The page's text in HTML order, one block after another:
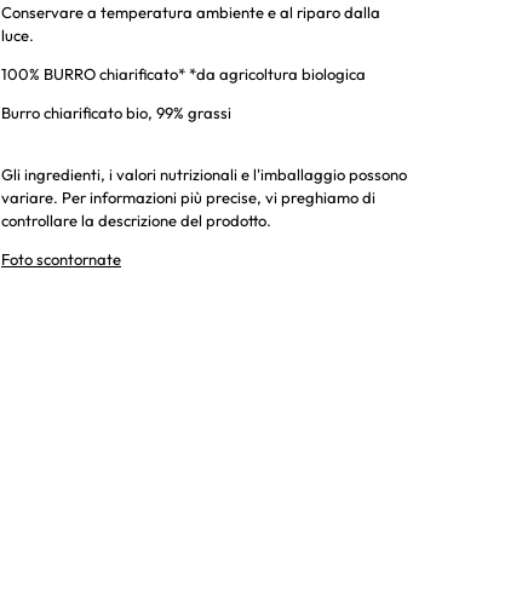
Conservare a temperatura ambiente e al riparo dalla
luce.
100% BURRO chiarificato* *da agricoltura biologica
Burro chiarificato bio, 99% grassi
Gli ingredienti, i valori nutrizionali e l'imballaggio possono
variare. Per informazioni più precise, vi preghiamo di
controllare la descrizione del prodotto.
Foto scontornate